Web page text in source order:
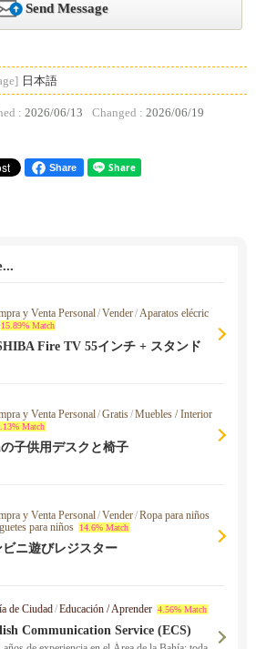
Send Message
日本語
: 2026/06/13 Changed : 2026/06/19
Share
y Venta Personal/Vender/Aparatos elécric
15.89% Match
Fire TV 55インチ + スタンド
y Venta Personal/Gratis/Muebles / Interior
Match
子供用デスクと椅子
y Venta Personal/Vender/Ropa para niños
para niños
14.6% Match
ビニ遊びレジスター
de Ciudad/Educación / Aprender 4.56% Match
Communication Service (ECS)